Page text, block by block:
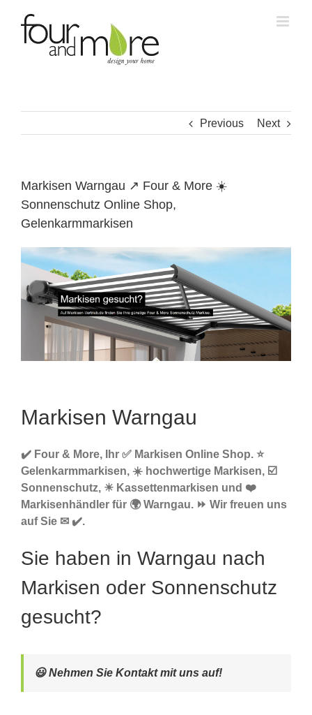
content
Previous Next
Markisen Warngau ↗️ Four & More ☀️
Sonnenschutz Online Shop,
Gelenkarmmarkisen
Markisen Warngau
✔️ Four & More, Ihr ✅ Markisen Online Shop. ⭐
Gelenkarmmarkisen, ☀️ hochwertige Markisen, ☑️
Sonnenschutz, ☀ Kassettenmarkisen und ❤️
Markisenhändler für 🌍 Warngau. ⏩ Wir freuen uns
auf Sie ✉ ✔️.
Sie haben in Warngau nach
Markisen oder Sonnenschutz
gesucht?
😃 Nehmen Sie Kontakt mit uns auf!